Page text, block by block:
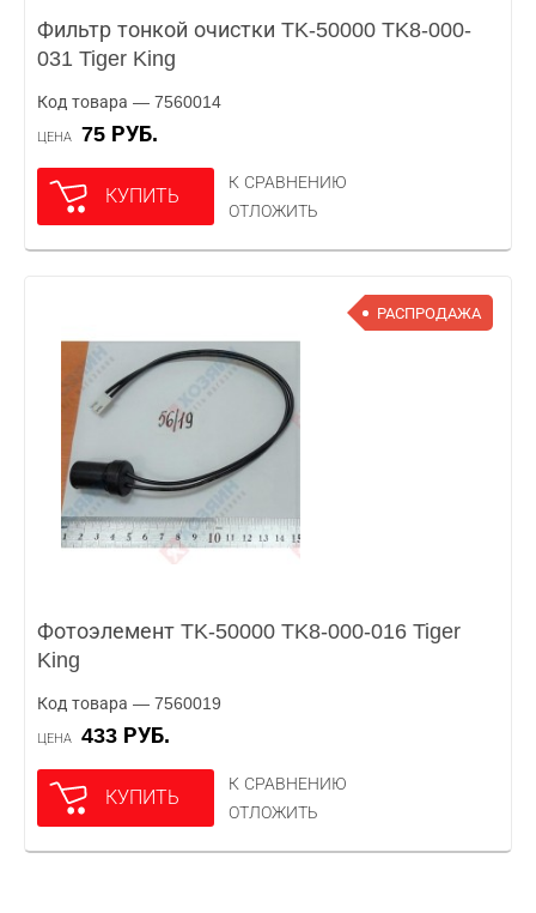
Фильтр тонкой очистки TK-50000 TK8-000-
031 Tiger King
Код товара — 7560014
ЦЕНА 75 РУБ.
КУПИТЬ
К СРАВНЕНИЮ
ОТЛОЖИТЬ
РАСПРОДАЖА
Фотоэлемент TK-50000 TK8-000-016 Tiger
King
Код товара — 7560019
ЦЕНА 433 РУБ.
КУПИТЬ
К СРАВНЕНИЮ
ОТЛОЖИТЬ